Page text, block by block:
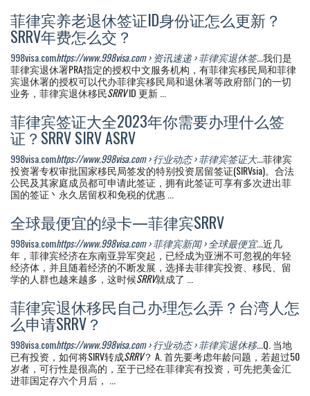
菲律宾养老退休签证ID身份证怎么更新？
SRRV年费怎么交？
998visa.comhttps://www.998visa.com › 资讯速递 › 菲律宾退休签...我们是
菲律宾退休署PRA指定的授权中文服务机构，有菲律宾移民局和菲律
宾退休署的授权可以代办菲律宾移民局和退休署等政府部门的一切
业务，菲律宾退休移民SRRVID 更新 ...
菲律宾签证大全2023年你需要办理什么签
证？SRRV SIRV ASRV
998visa.comhttps://www.998visa.com › 行业动态 › 菲律宾签证大...菲律宾
投资署专权审批国家移民局签发的特别投资居留签证(SIRVsia)。合法
公民及其家庭成员都可申请此签证，拥有此签证可享有多次进出菲
国的签证丶永久居留权和免税的优惠 ...
全球最便宜的绿卡—菲律宾SRRV
998visa.comhttps://www.998visa.com › 菲律宾新闻 › 全球最便宜...近几
年，菲律宾经济在东南亚异军突起，已经成为亚洲不可忽视的年轻
经济体，并且随着经济的不断发展，选择去菲律宾投资、移民、留
学的人群也越来越多，这时候SRRV就成了 ...
菲律宾退休移民自己办理怎么弄？台湾人怎
么申请SRRV？
998visa.comhttps://www.998visa.com › 行业动态 › 菲律宾退休移...Q. 当地
已有投资，如何将SIRV转成SRRV？ A. 首先要考虑年龄问题，若超过50
岁者，可行性是很高的，至于已经在菲律宾有投资，可先把美金汇
进菲国定存六个月后， ...